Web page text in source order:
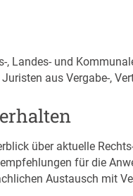
, Landes- und
aus Vergabe-,
über aktuelle
für die
Austausch mit